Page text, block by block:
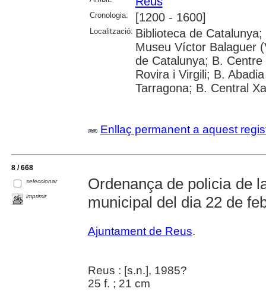
Cronologia: [1200 - 1600]
Localització: Biblioteca de
Museu Víctor Balaguer
de Catalunya; B.
Rovira i Virgili; B.
Tarragona; B. Central
Enllaç permanent a aquest
8 / 668
seleccionar
imprimir
Ordenança de policia de
municipal del dia 22 de
Ajuntament de Reus.
Reus : [s.n.], 1985?
25 f. ; 21 cm